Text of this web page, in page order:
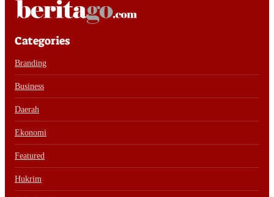
Categories
Branding
Business
Daerah
Ekonomi
Featured
Hukrim